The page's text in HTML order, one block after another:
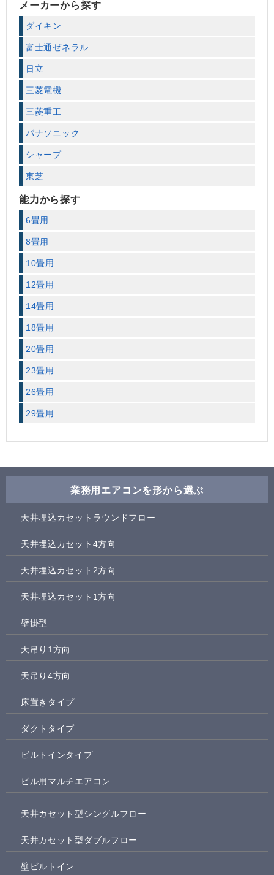
メーカーから探す
ダイキン
富士通ゼネラル
日立
三菱電機
三菱重工
パナソニック
シャープ
東芝
能力から探す
6畳用
8畳用
10畳用
12畳用
14畳用
18畳用
20畳用
23畳用
26畳用
29畳用
業務用エアコンを形から選ぶ
天井埋込カセットラウンドフロー
天井埋込カセット4方向
天井埋込カセット2方向
天井埋込カセット1方向
壁掛型
天吊り1方向
天吊り4方向
床置きタイプ
ダクトタイプ
ビルトインタイプ
ビル用マルチエアコン
天井カセット型シングルフロー
天井カセット型ダブルフロー
壁ビルトイン